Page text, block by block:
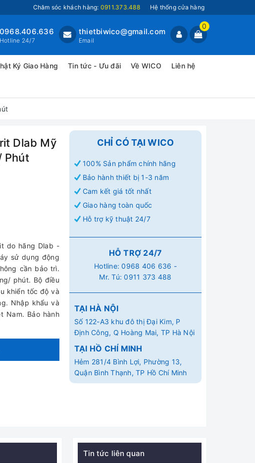
Chăm sóc khách hàng: 0911.373.488 Hệ thống cửa hàng
0
thietbiwico@gmail.com
Email
0968.406.636
Hotline 24/7
Ký Giao Hàng Tin tức - Ưu đãi Về WICO Liên hệ
Dlab Mỹ
Phút
do hãng Dlab -
sử dụng động
cần bảo trì.
phút. Bộ điều
khiển tốc độ và
Nhập khẩu và
Nam. Bảo hành
CHỈ CÓ TẠI WICO
100% Sản phẩm chính hãng
Bảo hành thiết bị 1-3 năm
Cam kết giá tốt nhất
Giao hàng toàn quốc
Hỗ trợ kỹ thuật 24/7
HỖ TRỢ 24/7
Hotline:0968 406 636 -
Mr. Tú:0911 373 488
TẠI HÀ NỘI
Số 122-A3 khu đô thị Đại Kim, P
Định Công, Q Hoàng Mai, TP Hà Nội
TẠI HỒ CHÍ MINH
Hẻm 281/4 Bình Lợi, Phường 13,
Quận Bình Thạnh, TP Hồ Chí Minh
Tin tức liên quan